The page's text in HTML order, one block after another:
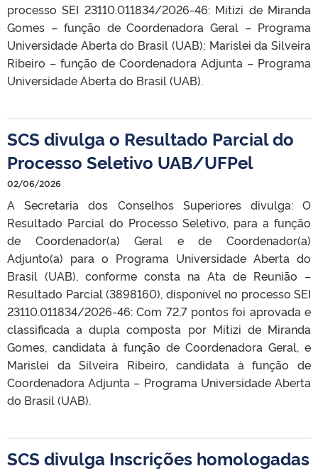
processo SEI 23110.011834/2026-46: Mitizi de Miranda
Gomes – função de Coordenadora Geral – Programa
Universidade Aberta do Brasil (UAB); Marislei da Silveira
Ribeiro – função de Coordenadora Adjunta – Programa
Universidade Aberta do Brasil (UAB).
SCS divulga o Resultado Parcial do
Processo Seletivo UAB/UFPel
02/06/2026
A Secretaria dos Conselhos Superiores divulga: O
Resultado Parcial do Processo Seletivo, para a função
de Coordenador(a) Geral e de Coordenador(a)
Adjunto(a) para o Programa Universidade Aberta do
Brasil (UAB), conforme consta na Ata de Reunião –
Resultado Parcial (3898160), disponível no processo SEI
23110.011834/2026-46: Com 72,7 pontos foi aprovada e
classificada a dupla composta por Mitizi de Miranda
Gomes, candidata à função de Coordenadora Geral, e
Marislei da Silveira Ribeiro, candidata à função de
Coordenadora Adjunta – Programa Universidade Aberta
do Brasil (UAB).
SCS divulga Inscrições homologadas